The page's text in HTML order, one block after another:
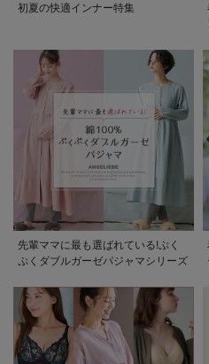
初夏の快適インナー特集
先輩ママに最も選ばれている!ぷく
ぷくダブルガーゼパジャマシリーズ